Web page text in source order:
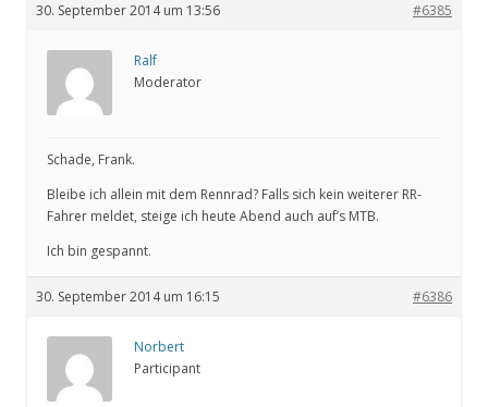
30. September 2014 um 13:56 #6385
Ralf
Moderator
Schade, Frank.
Bleibe ich allein mit dem Rennrad? Falls sich kein weiterer RR-
Fahrer meldet, steige ich heute Abend auch auf’s MTB.
Ich bin gespannt.
30. September 2014 um 16:15 #6386
Norbert
Participant